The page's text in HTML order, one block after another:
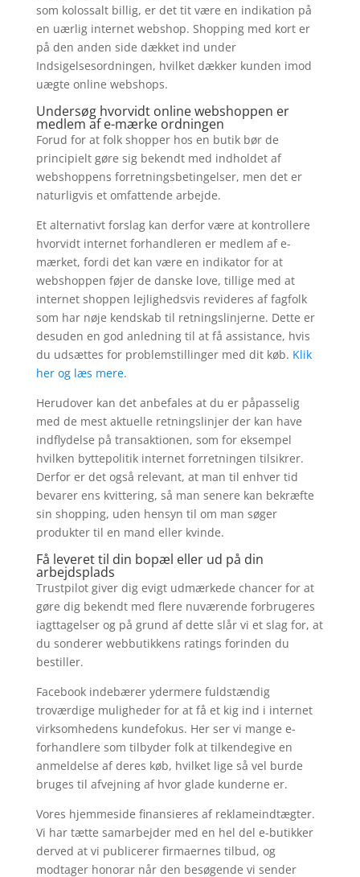
som kolossalt billig, er det tit være en indikation på
en uærlig internet webshop. Shopping med kort er
på den anden side dækket ind under
Indsigelsesordningen, hvilket dækker kunden imod
uægte online webshops.
Undersøg hvorvidt online webshoppen er
medlem af e-mærke ordningen
Forud for at folk shopper hos en butik bør de
principielt gøre sig bekendt med indholdet af
webshoppens forretningsbetingelser, men det er
naturligvis et omfattende arbejde.
Et alternativt forslag kan derfor være at kontrollere
hvorvidt internet forhandleren er medlem af e-
mærket, fordi det kan være en indikator for at
webshoppen føjer de danske love, tillige med at
internet shoppen lejlighedsvis revideres af fagfolk
som har nøje kendskab til retningslinjerne. Dette er
desuden en god anledning til at få assistance, hvis
du udsættes for problemstillinger med dit køb. Klik
her og læs mere.
Herudover kan det anbefales at du er påpasselig
med de mest aktuelle retningslinjer der kan have
indflydelse på transaktionen, som for eksempel
hvilken byttepolitik internet forretningen tilsikrer.
Derfor er det også relevant, at man til enhver tid
bevarer ens kvittering, så man senere kan bekræfte
sin shopping, uden hensyn til om man søger
produkter til en mand eller kvinde.
Få leveret til din bopæl eller ud på din
arbejdsplads
Trustpilot giver dig evigt udmærkede chancer for at
gøre dig bekendt med flere nuværende forbrugeres
iagttagelser og på grund af dette slår vi et slag for, at
du sonderer webbutikkens ratings forinden du
bestiller.
Facebook indebærer ydermere fuldstændig
troværdige muligheder for at få et kig ind i internet
virksomhedens kundefokus. Her ser vi mange e-
forhandlere som tilbyder folk at tilkendegive en
anmeldelse af deres køb, hvilket lige så vel burde
bruges til afvejning af hvor glade kunderne er.
Vores hjemmeside finansieres af reklameindtægter.
Vi har tætte samarbejder med en hel del e-butikker
derved at vi publicerer firmaernes tilbud, og
modtager honorar når den besøgende vi sender